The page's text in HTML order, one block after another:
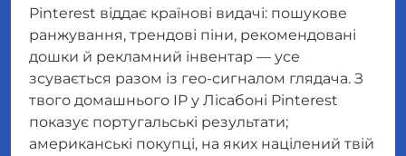
Pinterest віддає країнові видачі: пошукове
ранжування, трендові піни, рекомендовані
дошки й рекламний інвентар — усе
зсувається разом із гео-сигналом глядача. З
твого домашнього IP у Лісабоні Pinterest
показує португальські результати;
американські покупці, на яких націлений твій